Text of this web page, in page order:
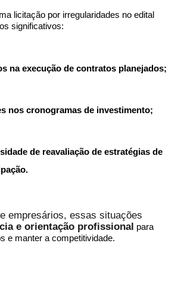
licitação por irregularidades no edital
significativos:
na execução de contratos planejados;
nos cronogramas de investimento;
de reavaliação de estratégias de
empresários, essas situações
e orientação profissional para
e manter a competitividade.